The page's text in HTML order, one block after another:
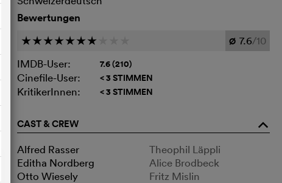
Bewertungen
c c c c c c c Ø 7.6/10
IMDB-User:
7.6 (210)
Cinefile-User: < 3 STIMMEN
KritikerInnen: < 3 STIMMEN
CAST & CREW o
Alfred Rasser
Theophil Läppli
Editha Nordberg
Alice Brodbeck
Otto Wiesely
Fritz Mislin